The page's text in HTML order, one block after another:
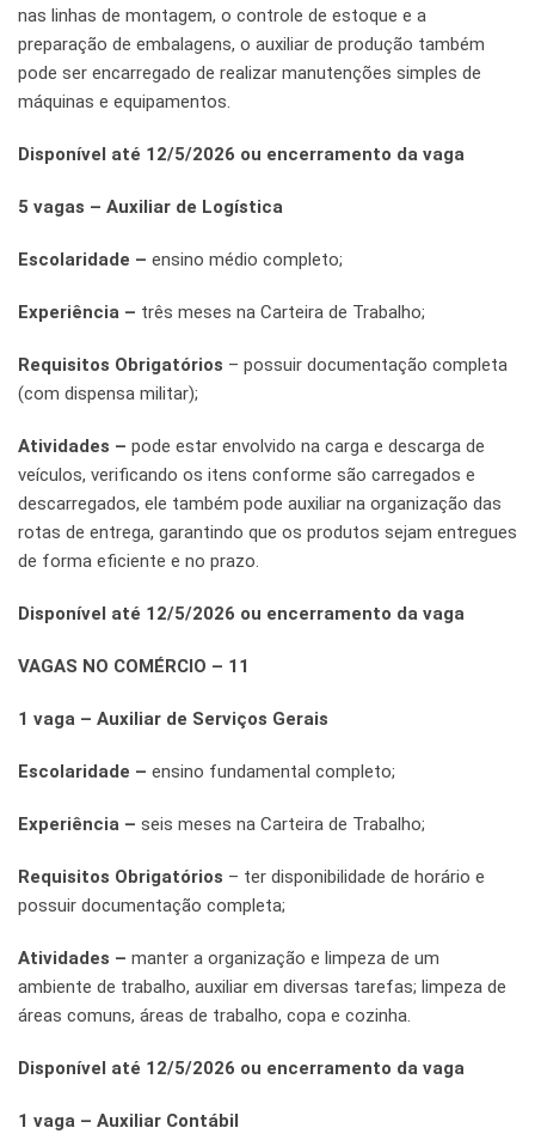
nas linhas de montagem, o controle de estoque e a
preparação de embalagens, o auxiliar de produção também
pode ser encarregado de realizar manutenções simples de
máquinas e equipamentos.
Disponível até 12/5/2026 ou encerramento da vaga
5 vagas – Auxiliar de Logística
Escolaridade – ensino médio completo;
Experiência – três meses na Carteira de Trabalho;
Requisitos Obrigatórios – possuir documentação completa
(com dispensa militar);
Atividades – pode estar envolvido na carga e descarga de
veículos, verificando os itens conforme são carregados e
descarregados, ele também pode auxiliar na organização das
rotas de entrega, garantindo que os produtos sejam entregues
de forma eficiente e no prazo.
Disponível até 12/5/2026 ou encerramento da vaga
VAGAS NO COMÉRCIO – 11
1 vaga – Auxiliar de Serviços Gerais
Escolaridade – ensino fundamental completo;
Experiência – seis meses na Carteira de Trabalho;
Requisitos Obrigatórios – ter disponibilidade de horário e
possuir documentação completa;
Atividades – manter a organização e limpeza de um
ambiente de trabalho, auxiliar em diversas tarefas; limpeza de
áreas comuns, áreas de trabalho, copa e cozinha.
Disponível até 12/5/2026 ou encerramento da vaga
1 vaga – Auxiliar Contábil